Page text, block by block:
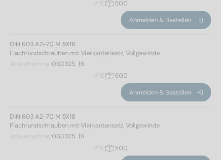
VPE
500
Anmelden & Bestellen
DIN 603 A2-70 M 5X16
Flachrundschrauben mit Vierkantansatz, Vollgewinde
Artikelnummer060325  16
VPE
500
Anmelden & Bestellen
DIN 603 A2-70 M 5X18
Flachrundschrauben mit Vierkantansatz, Vollgewinde
Artikelnummer060325  18
VPE
500